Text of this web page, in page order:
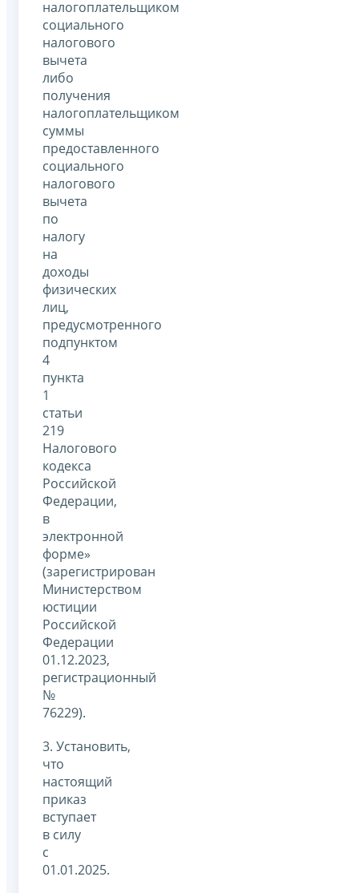
налогоплательщиком
социального
налогового
вычета
либо
получения
налогоплательщиком
суммы
предоставленного
социального
налогового
вычета
по
налогу
на
доходы
физических
лиц,
предусмотренного
подпунктом
4
пункта
1
статьи
219
Налогового
кодекса
Российской
Федерации,
в
электронной
форме»
(зарегистрирован
Министерством
юстиции
Российской
Федерации
01.12.2023,
регистрационный
№
76229).
3. Установить,
что
настоящий
приказ
вступает
в силу
с
01.01.2025.